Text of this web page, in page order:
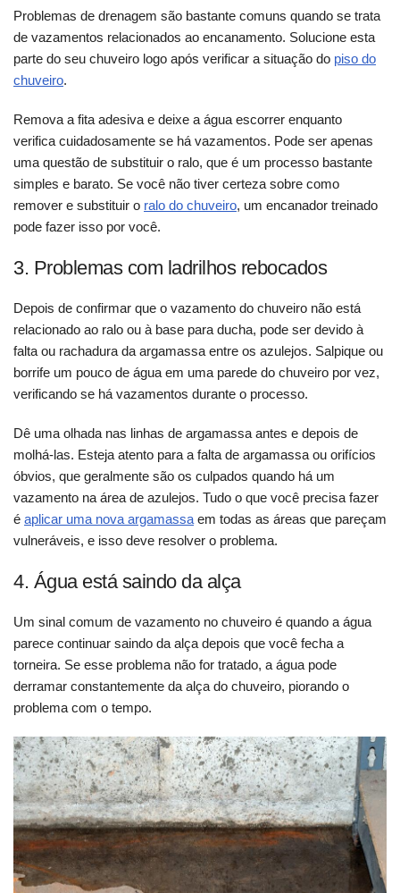
Problemas de drenagem são bastante comuns quando se trata
de vazamentos relacionados ao encanamento. Solucione esta
parte do seu chuveiro logo após verificar a situação do piso do
chuveiro.
Remova a fita adesiva e deixe a água escorrer enquanto
verifica cuidadosamente se há vazamentos. Pode ser apenas
uma questão de substituir o ralo, que é um processo bastante
simples e barato. Se você não tiver certeza sobre como
remover e substituir o ralo do chuveiro, um encanador treinado
pode fazer isso por você.
3. Problemas com ladrilhos rebocados
Depois de confirmar que o vazamento do chuveiro não está
relacionado ao ralo ou à base para ducha, pode ser devido à
falta ou rachadura da argamassa entre os azulejos. Salpique ou
borrife um pouco de água em uma parede do chuveiro por vez,
verificando se há vazamentos durante o processo.
Dê uma olhada nas linhas de argamassa antes e depois de
molhá-las. Esteja atento para a falta de argamassa ou orifícios
óbvios, que geralmente são os culpados quando há um
vazamento na área de azulejos. Tudo o que você precisa fazer
é aplicar uma nova argamassa em todas as áreas que pareçam
vulneráveis, e isso deve resolver o problema.
4. Água está saindo da alça
Um sinal comum de vazamento no chuveiro é quando a água
parece continuar saindo da alça depois que você fecha a
torneira. Se esse problema não for tratado, a água pode
derramar constantemente da alça do chuveiro, piorando o
problema com o tempo.